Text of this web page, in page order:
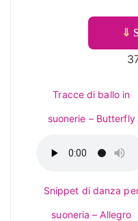
⇓
Tracce di ballo in
suonerie – Butterfly
Snippet di danza
suoneria – Allegro